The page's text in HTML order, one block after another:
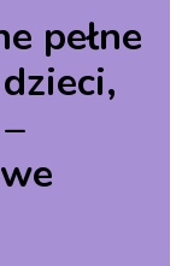
pełne